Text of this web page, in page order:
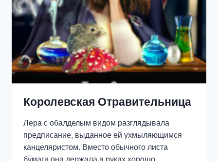
Королевская Отравительница
Лера с обалделым видом разглядывала
предписание, выданное ей ухмыляющимся
канцеляристом. Вместо обычного листа
бумаги она держала в руках хорошо